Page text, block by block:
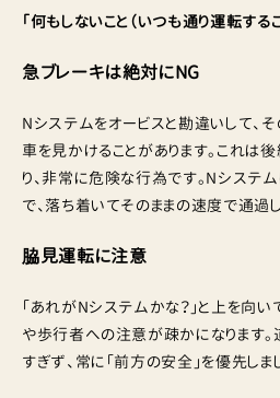
「何もしないこと（いつも通り運転するこ
急ブレーキは絶対にNG
Nシステムをオービスと勘違いして、
車を見かけることがあります。これは
り、非常に危険な行為です。Nシステ
で、落ち着いてそのままの速度で通過し
脇見運転に注意
「あれがNシステムかな？」と上を向
や歩行者への注意が疎かになります
すぎず、常に「前方の安全」を優先しまし